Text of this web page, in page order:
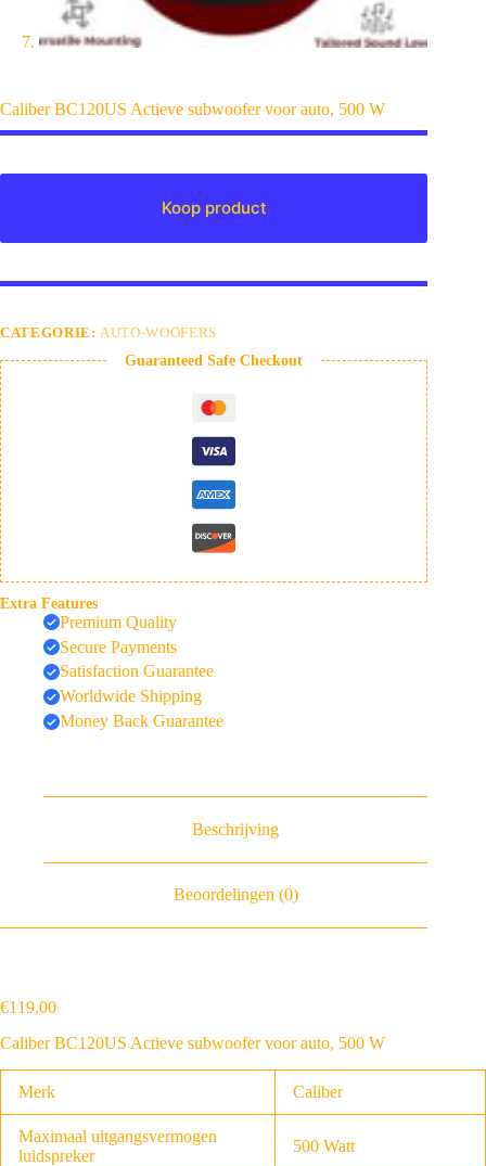
Caliber BC120US Actieve subwoofer voor auto, 500 W
Koop product
CATEGORIE: AUTO-WOOFERS
Guaranteed Safe Checkout
Extra Features
Premium Quality
Secure Payments
Satisfaction Guarantee
Worldwide Shipping
Money Back Guarantee
Beschrijving
Beoordelingen (0)
€119,00
Caliber BC120US Actieve subwoofer voor auto, 500 W
Merk Caliber
Maximaal uitgangsvermogen
luidspreker
500 Watt